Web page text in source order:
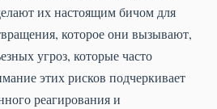
их настоящим бичом для
которое они вызывают,
угроз, которые часто
этих рисков подчеркивает
реагирования и